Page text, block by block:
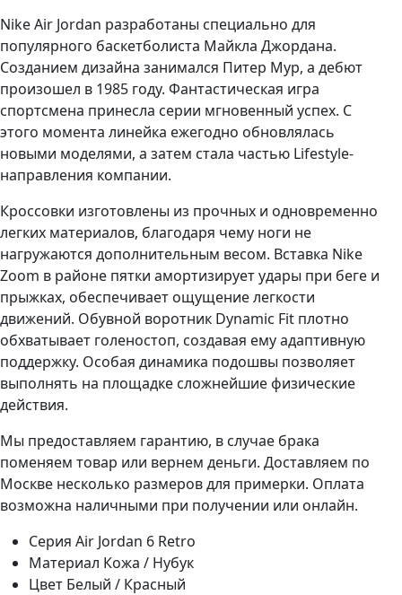
Nike Air Jordan разработаны специально для
популярного баскетболиста Майкла Джордана.
Созданием дизайна занимался Питер Мур, а дебют
произошел в 1985 году. Фантастическая игра
спортсмена принесла серии мгновенный успех. С
этого момента линейка ежегодно обновлялась
новыми моделями, а затем стала частью Lifestyle-
направления компании.
Кроссовки изготовлены из прочных и одновременно
легких материалов, благодаря чему ноги не
нагружаются дополнительным весом. Вставка Nike
Zoom в районе пятки амортизирует удары при беге и
прыжках, обеспечивает ощущение легкости
движений. Обувной воротник Dynamic Fit плотно
обхватывает голеностоп, создавая ему адаптивную
поддержку. Особая динамика подошвы позволяет
выполнять на площадке сложнейшие физические
действия.
Мы предоставляем гарантию, в случае брака
поменяем товар или вернем деньги. Доставляем по
Москве несколько размеров для примерки. Оплата
возможна наличными при получении или онлайн.
Серия Air Jordan 6 Retro
Материал Кожа / Нубук
Цвет Белый / Красный